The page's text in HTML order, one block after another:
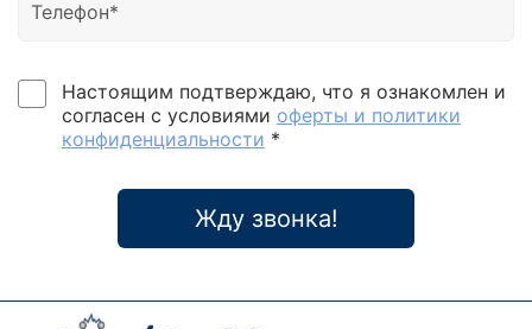
Настоящим подтверждаю, что я ознакомлен и
согласен с условиями оферты и политики
конфиденциальности *
Жду звонка!